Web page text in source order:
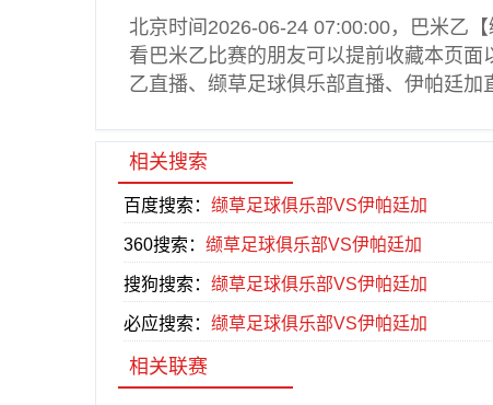
北京时间2026-06-24 07:00:00， 巴米乙
看巴米乙 比赛的朋友可以提前收藏本页
乙直播、缬草足球俱乐部直播、伊帕廷加
相关搜索
百度搜索： 缬草足球俱乐部VS伊帕廷加
360搜索： 缬草足球俱乐部VS伊帕廷加
搜狗搜索： 缬草足球俱乐部VS伊帕廷加
必应搜索： 缬草足球俱乐部VS伊帕廷加
相关联赛